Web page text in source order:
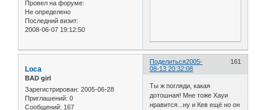
Провел на форуме:
Не определено
Последний визит:
2008-06-07 19:12:50
Поделиться 161
2005-
08-13 20:32:08
Loca
BAD girl
Зарегистрирован: 2005-06-28
Приглашений: 0
Сообщений: 167
Ты ж погляди, какая
дотошная! Мне тоже Хауи
нравится...ну и Кев ещё но он